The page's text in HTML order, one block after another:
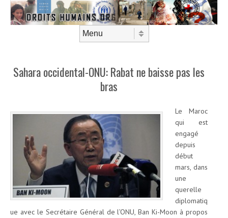
Sahara occidental-ONU: Rabat ne baisse pas les
bras
Le Maroc
qui est
engagé
depuis
début
mars, dans
une
querelle
diplomatiq
ue avec le Secrétaire Général de l’ONU, Ban Ki-Moon à propos